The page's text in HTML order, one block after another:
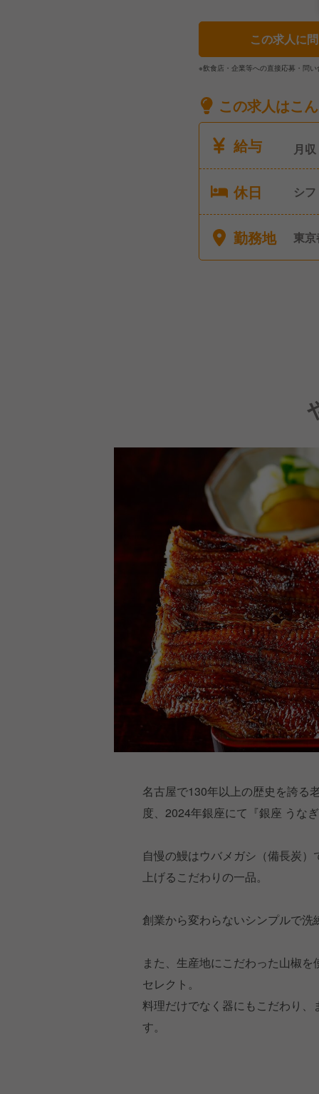
この求人に
※飲食店・企業等への直接応募・問
この求人はこ
給与
月収
休日
勤務地 東
名古屋で130年以上の歴史を誇
度、2024年銀座にて『銀座 うな
自慢の鰻はウバメガシ（備長炭
上げるこだわりの一品。
創業から変わらないシンプルで
また、生産地にこだわった山椒
セレクト。
料理だけでなく器にもこだわり
す。